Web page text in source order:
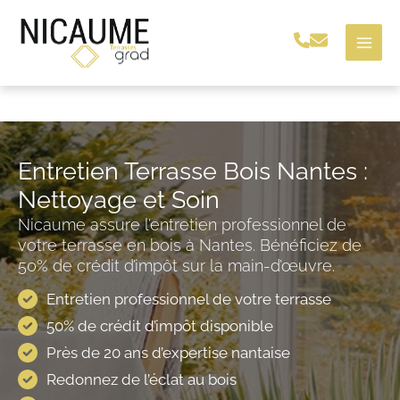
Entretien Terrasse Bois Nantes :
Nettoyage et Soin
Nicaume assure l’entretien professionnel de
votre terrasse en bois à Nantes. Bénéficiez de
50% de crédit d’impôt sur la main-d’œuvre.
Entretien professionnel de votre terrasse
50% de crédit d’impôt disponible
Près de 20 ans d’expertise nantaise
Redonnez de l’éclat au bois